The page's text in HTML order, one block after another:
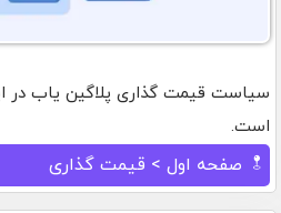
سیاست قیمت گذاری پلاگین یاب
است.
صفحه اول > قیمت گذاری